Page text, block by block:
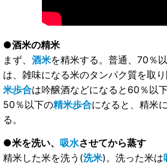
●酒米の精米
まず、 酒米を精米する。普通、70％
は、雑味になる米のタンパク質を取り
米歩合は吟醸酒などになると60％以
50％以下の精米歩合になると、精米
る。
●米を洗い、 吸水させてから蒸す
精米した米を洗う(洗米)。洗った米は